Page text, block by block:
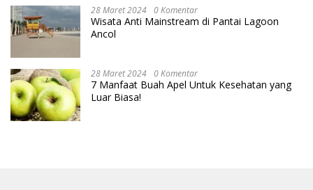
28 Maret 2024 0 Komentar
Wisata Anti Mainstream di Pantai Lagoon
Ancol
28 Maret 2024 0 Komentar
7 Manfaat Buah Apel Untuk Kesehatan yang
Luar Biasa!